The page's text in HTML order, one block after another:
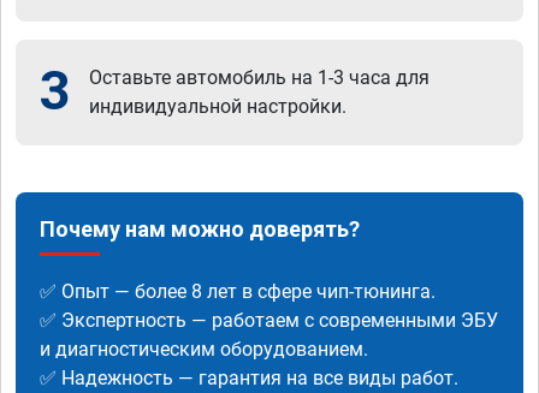
3
Оставьте автомобиль на 1-3 часа для
индивидуальной настройки.
Почему нам можно доверять?
✅ Опыт — более 8 лет в сфере чип-тюнинга.
✅ Экспертность — работаем с современными ЭБУ
и диагностическим оборудованием.
✅ Надежность — гарантия на все виды работ.